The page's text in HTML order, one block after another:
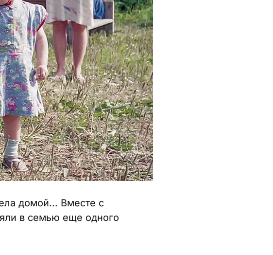
домой... Вместе с
в семью еще одного